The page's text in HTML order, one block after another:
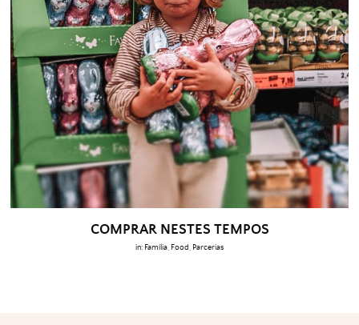
COMPRAR NESTES TEMPOS
in: Família Food Parcerias